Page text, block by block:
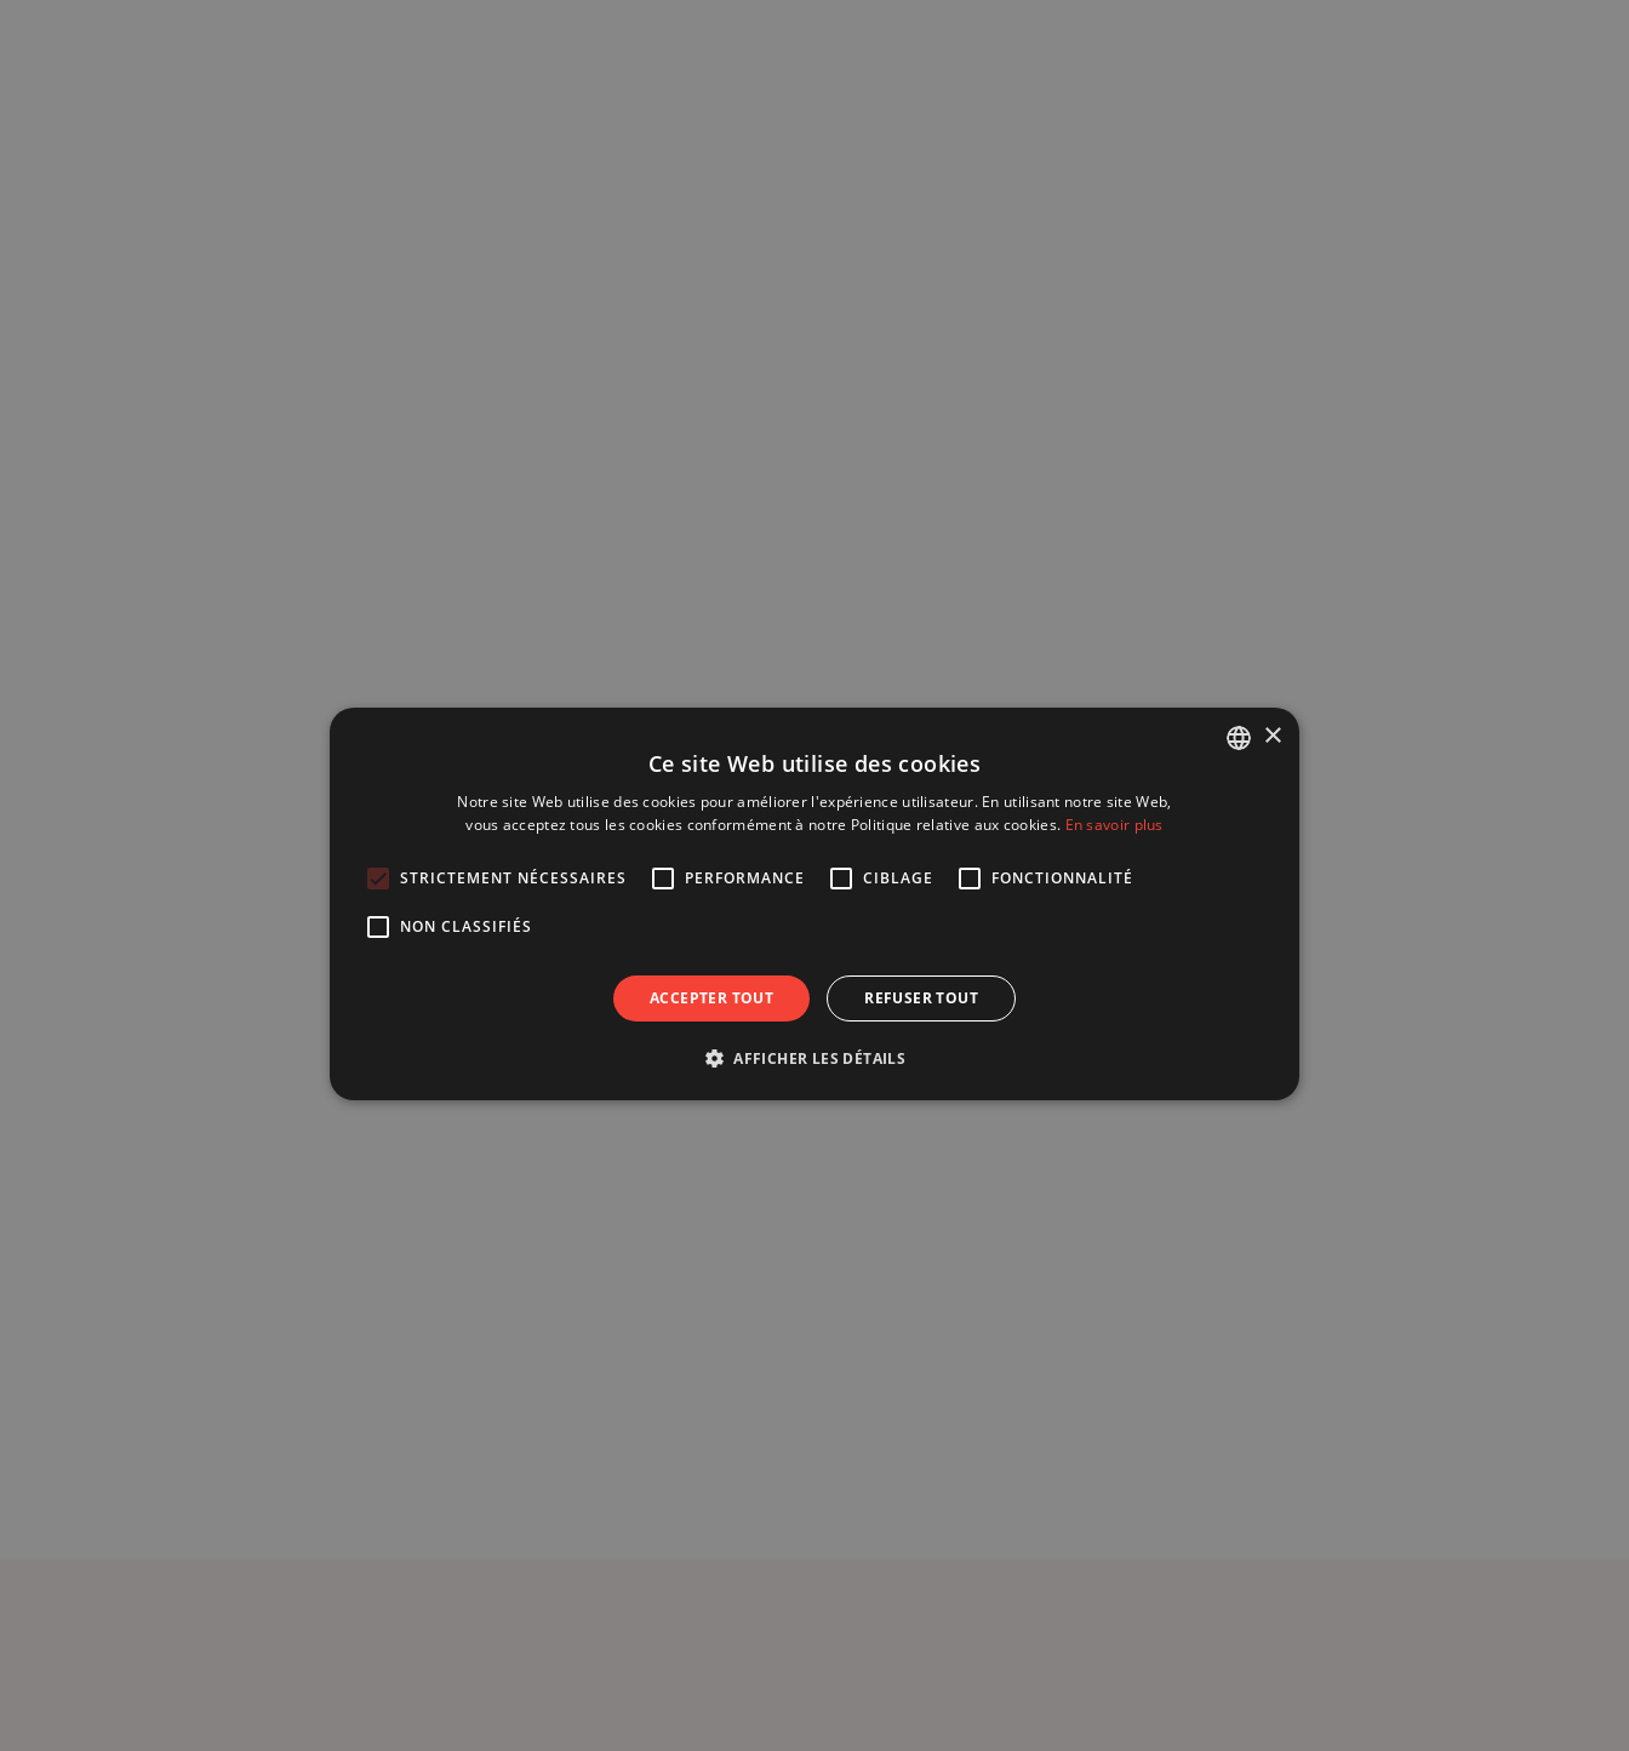
×
Ce site Web utilise des cookies
Notre site Web utilise des cookies pour améliorer l'expérience utilisateur. En utilisant notre site Web,
vous acceptez tous les cookies conformément à notre Politique relative aux cookies. En savoir plus
STRICTEMENT NÉCESSAIRES PERFORMANCE CIBLAGE FONCTIONNALITÉ
NON CLASSIFIÉS
ACCEPTER TOUT REFUSER TOUT
AFFICHER LES DÉTAILS